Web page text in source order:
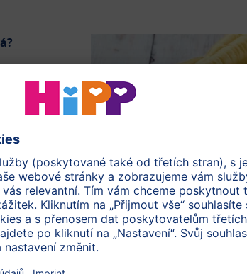
mrkve
objevila v
nesla
prince